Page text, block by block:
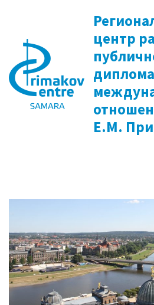
содержимому
(нажмите
Enter)
центр
Е.М.